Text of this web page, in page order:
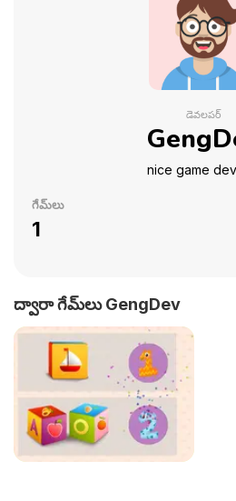
డెవలపర్
nice game dev
గేమ్‌లు
1
ద్వారా గేమ్‌లు GengDev